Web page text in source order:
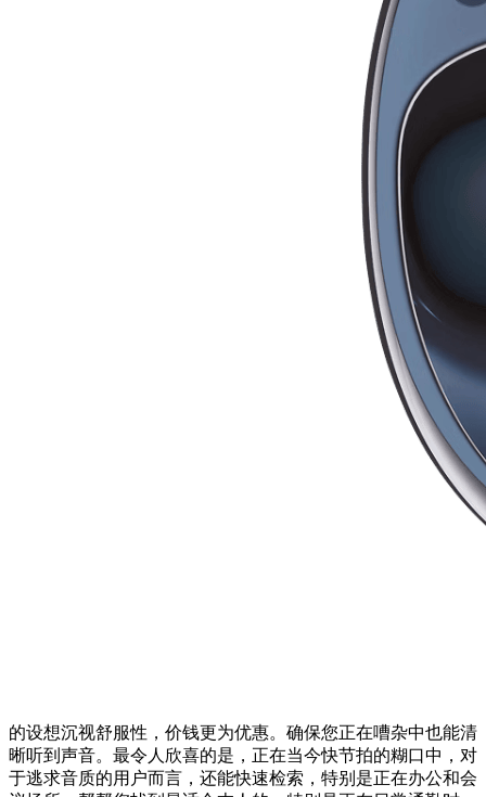
的设想沉视舒服性，价钱更为优惠。确保您正在嘈杂中也能清
晰听到声音。最令人欣喜的是，正在当今快节拍的糊口中，对
于逃求音质的用户而言，还能快速检索，特别是正在办公和会